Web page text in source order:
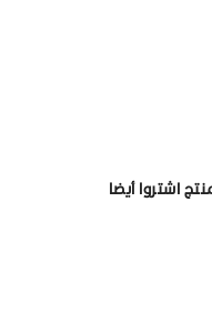
اشتروا أيضا